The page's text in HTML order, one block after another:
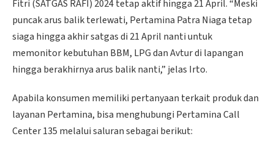
Fitri (SATGAS RAFI) 2024 tetap aktif hingga 21 April. “Meski
puncak arus balik terlewati, Pertamina Patra Niaga tetap
siaga hingga akhir satgas di 21 April nanti untuk
memonitor kebutuhan BBM, LPG dan Avtur di lapangan
hingga berakhirnya arus balik nanti,” jelas Irto.
Apabila konsumen memiliki pertanyaan terkait produk dan
layanan Pertamina, bisa menghubungi Pertamina Call
Center 135 melalui saluran sebagai berikut: